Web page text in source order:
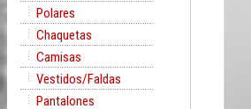
Polares
Chaquetas
Camisas
Vestidos/Faldas
Pantalones